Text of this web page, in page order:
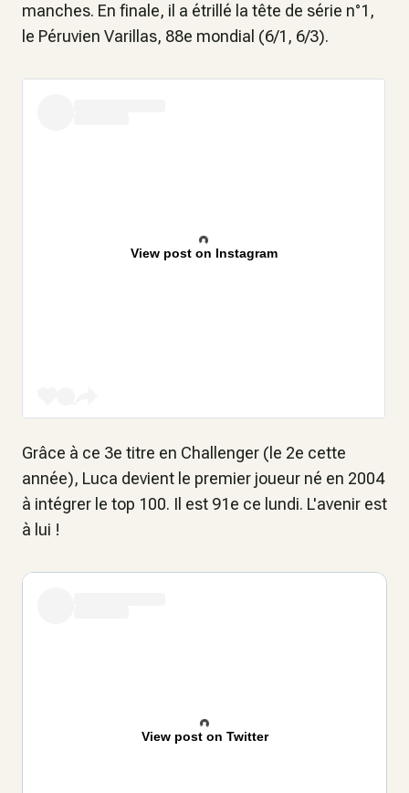
manches. En finale, il a étrillé la tête de série n°1,
le Péruvien Varillas, 88e mondial (6/1, 6/3).
View post on Instagram
Grâce à ce 3e titre en Challenger (le 2e cette
année), Luca devient le premier joueur né en 2004
à intégrer le top 100. Il est 91e ce lundi. L'avenir est
à lui !
View post on Twitter